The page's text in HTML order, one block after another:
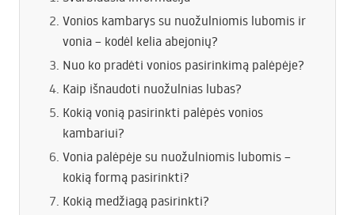
Vonios kambarys su nuožulniomis lubomis ir
vonia – kodėl kelia abejonių?
Nuo ko pradėti vonios pasirinkimą palėpėje?
Kaip išnaudoti nuožulnias lubas?
Kokią vonią pasirinkti palėpės vonios
kambariui?
Vonia palėpėje su nuožulniomis lubomis –
kokią formą pasirinkti?
Kokią medžiagą pasirinkti?